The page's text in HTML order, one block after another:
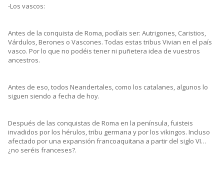
-Los vascos:
Antes de la conquista de Roma, podíais ser: Autrigones, Caristios,
Várdulos, Berones o Vascones. Todas estas tribus Vivian en el país
vasco. Por lo que no podéis tener ni puñetera idea de vuestros
ancestros.
Antes de eso, todos Neandertales, como los catalanes, algunos lo
siguen siendo a fecha de hoy.
Después de las conquistas de Roma en la península, fuisteis
invadidos por los hérulos, tribu germana y por los vikingos. Incluso
afectado por una expansión francoaquitana a partir del siglo VI…
¿no seréis franceses?.